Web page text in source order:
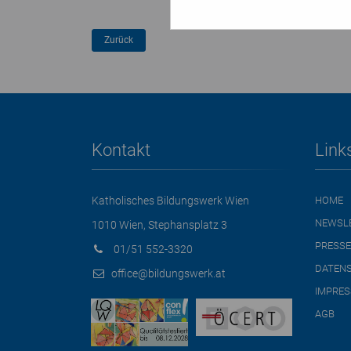
Kontakt
Katholisches Bildungswerk Wien
1010 Wien, Stephansplatz 3
01/51 552-3320
office@bildungswerk.at
HOME
PRESSE
AGB